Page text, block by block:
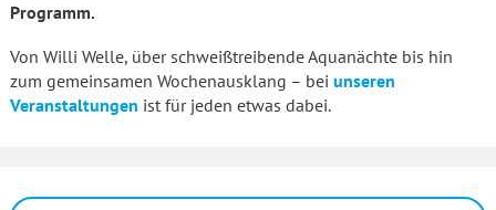
Programm.
Von Willi Welle, über schweißtreibende Aquanächte bis hin
zum gemeinsamen Wochenausklang – bei unseren
Veranstaltungen ist für jeden etwas dabei.